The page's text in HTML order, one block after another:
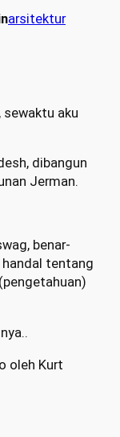
arsitektur
aku
dibangun
Jerman.
benar-
tentang
oleh Kurt